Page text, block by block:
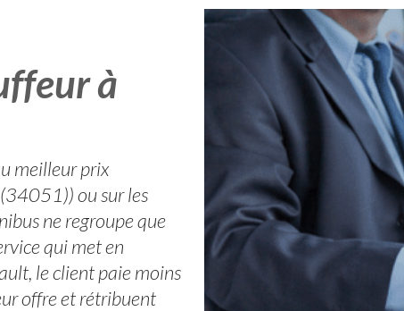
à
meilleur prix
ou sur les
ne regroupe que
qui met en
le client paie moins
offre et rétribuent